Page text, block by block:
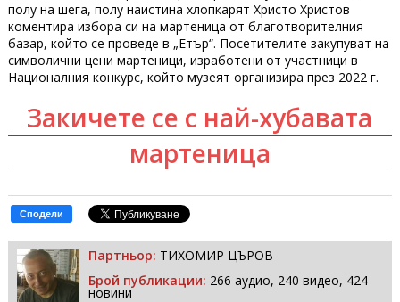
полу на шега, полу наистина хлопкарят Христо Христов
коментира избора си на мартеница от благотворителния
базар, който се проведе в „Етър“. Посетителите закупуват на
символични цени мартеници, изработени от участници в
Националния конкурс, който музеят организира през 2022 г.
Закичете се с най-хубавата
мартеница
Сподели
Партньор: ТИХОМИР ЦЪРОВ
Брой публикации: 266 аудио, 240 видео, 424
новини